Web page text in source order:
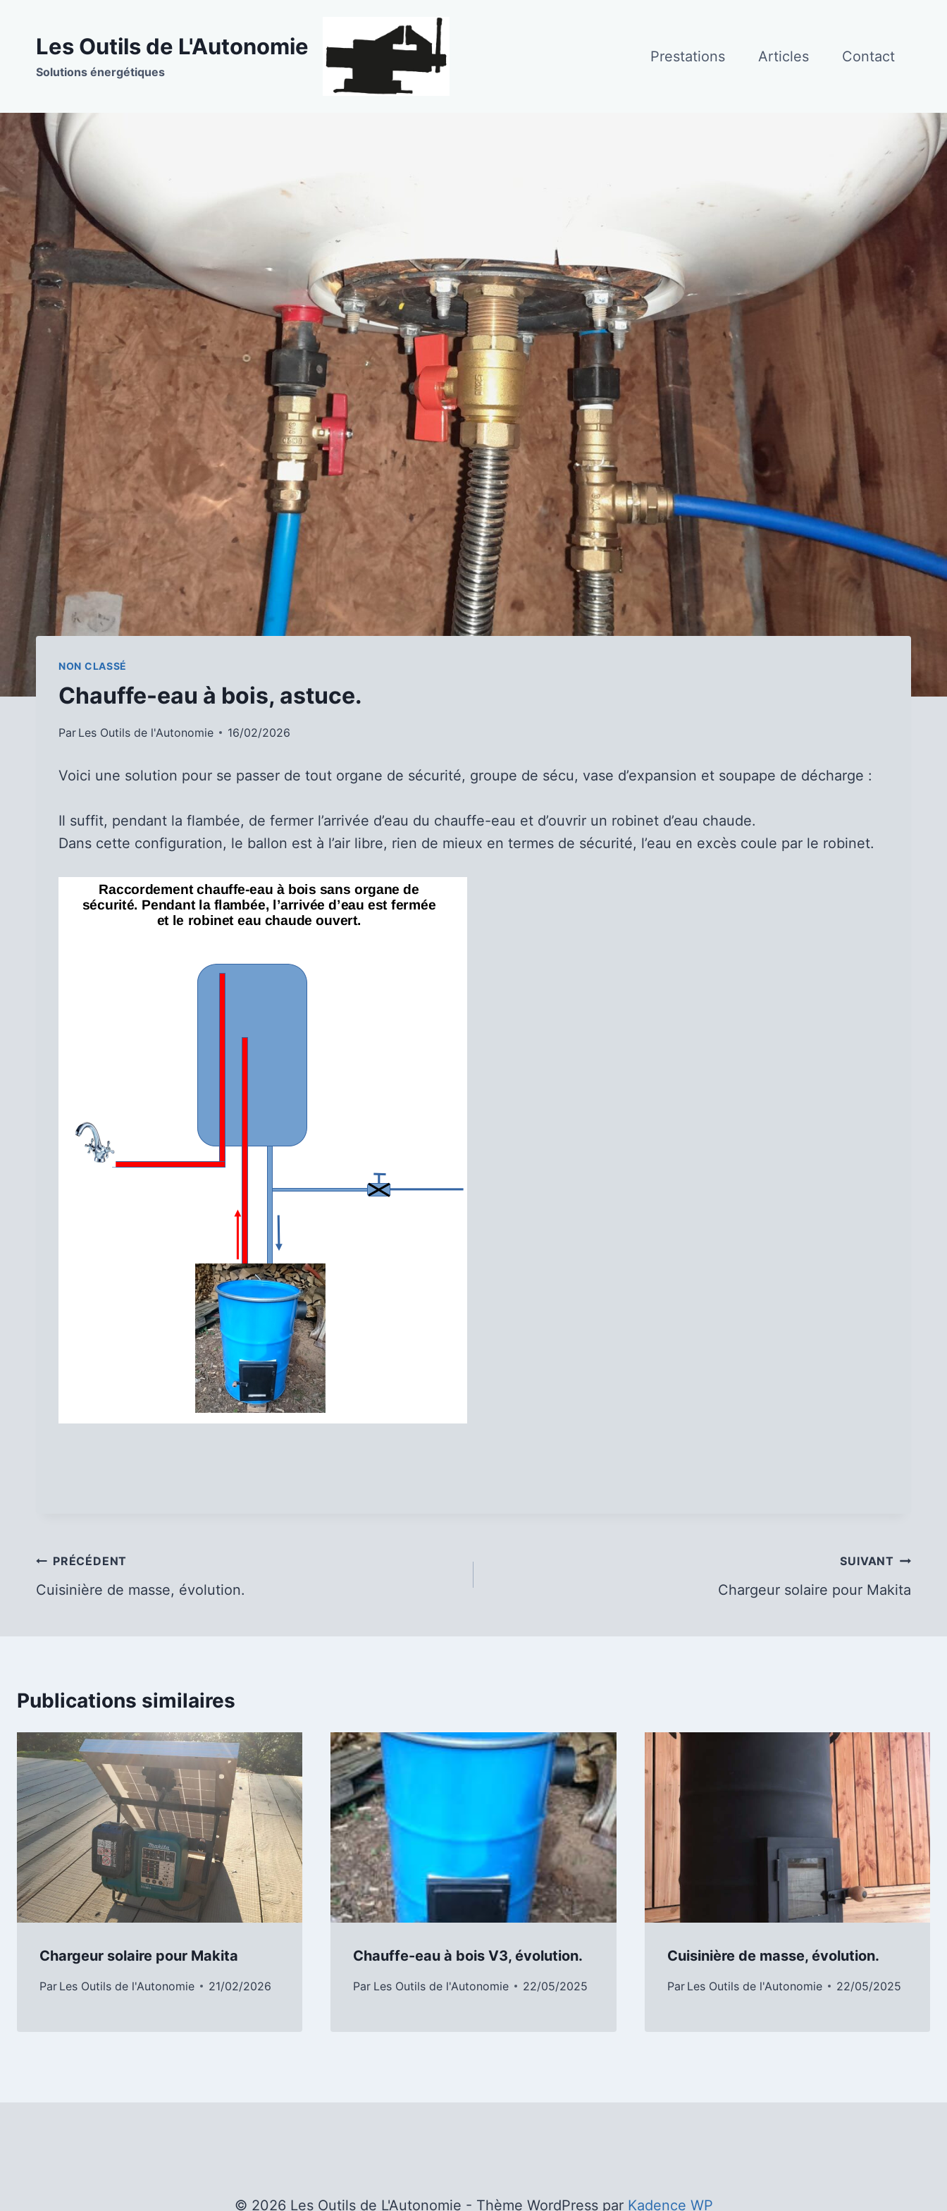
contenuLes Outils de L'Autonomie
Solutions énergétiques
Prestations Articles Contact
NON CLASSÉ
Chauffe-eau à bois, astuce.
Par Les Outils de l'Autonomie 16/02/2026
Voici une solution pour se passer de tout organe de sécurité, groupe de sécu, vase d’expansion et soupape de décharge :
Il suffit, pendant la flambée, de fermer l’arrivée d’eau du chauffe-eau et d’ouvrir un robinet d’eau chaude.
Dans cette configuration, le ballon est à l’air libre, rien de mieux en termes de sécurité, l’eau en excès coule par le robinet.
Navigation
de
PRÉCÉDENT
Cuisinière de masse, évolution.
SUIVANT
Chargeur solaire pour Makita
Publications similaires
Chargeur solaire pour Makita
Par Les Outils de l'Autonomie 21/02/2026
Chauffe-eau à bois V3, évolution.
Par Les Outils de l'Autonomie 22/05/2025
Cuisinière de masse, évolution.
Par Les Outils de l'Autonomie 22/05/2025
© 2026 Les Outils de L'Autonomie - Thème WordPress par Kadence WP